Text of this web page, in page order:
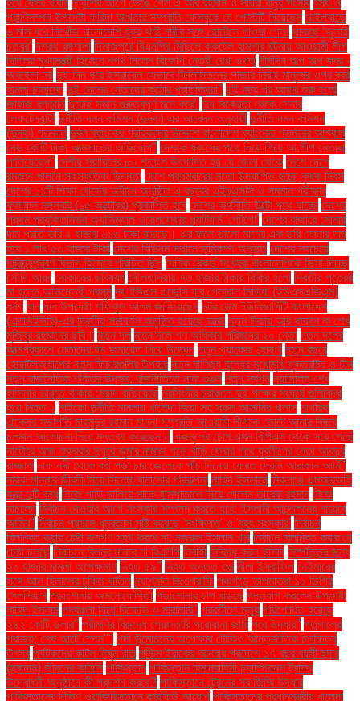
প্রাণিসম্পদ উপদেষ্টা ফরিদা আখতার সম্প্রতি ফেসবুকে যে পোস্টটি দিয়েছেন থাইল্যান্ডে
৬ মাস ধরে নিখোঁজ বাংলাদেশি যুবক থাই নারীর সঙ্গে হোটেলে পাওয়া গেল! থাকছে ‘জুলাই
চত্বর’ দশরথ রঙ্গশালা দিনাজপুরে বিএনপির মিছিলে ককটেল হামলার ঘটনায় আওয়ামী লীগ
দিল্লির মুখ্যমন্ত্রী হিসেবে শপথ নিলেন বিজেপি নেত্রী রেখা গুপ্ত দীর্ঘদিন অল্প অল্প জ্বর -
অবহেলা নয় দুই দিন ধরে ইসরায়েল যেভাবে ফিলিস্তিনের গাজার নিরীহ মানুষের ওপর বর্বর
হামলা চালাচ্ছে দুই দেশের নেতাদের কঠোর প্রতিক্রিয়া" দুই বছর পর আবার শুরু হলো
জাহাজ রপ্তানি দুটোই সমান গুরুত্বপূর্ণ মনে করে" দুধ বিক্রেতা থেকে সেনার
লেফটেন্যান্ট! দুর্নীতি দমন কমিশন (দুদক) এর আবেদন অনুযায়ী দুর্নীতি দমন কমিশন
(দুদক) গতকাল দুর্বল ব্যাংকের গ্রাহকদের উদ্দেশে বাংলাদেশ ব্যাংকের গভর্নরের আশ্বাস
দেড় কোটি টাকা আত্মসাতের অভিযোগ" দেশকে ধ্বংসের পথে নিয়ে গিয়ে আ.লীগ নেতারা
পালিয়েছেন" দেশীয় সয়াবিনের ৮০ শতাংশ উৎপাদিত হয় যে জেলা থেকে দেশে দেশে
রমজান পালনে সাংস্কৃতিক ভিন্নতা দেশে প্রথমবারের মতো উদযাপিত হচ্ছে কৃষক দিবস
দেশের ১১টি শিক্ষা বোর্ডের অধীনে অনুষ্ঠিত এ বছরের এইচএসসি ও সমমান পরীক্ষার
ফলাফল মঙ্গলবার (১৫ অক্টোবর) প্রকাশিত হবে দেশের অর্থনীতি উল্টো পথে যাচ্ছে দেশের
প্রথম প্রযুক্তিনির্ভর অ্যানিম্যাল ওয়েলফেয়ার প্ল্যাটফর্ম 'পেটগো' দেশের বাজারে সোনার
দাম প্রতি ভরি ২ হাজার ৬১৩ টাকা বাড়ছে। এর ফলে ভালো মানের এক ভরি সোনার দাম
হবে ১ লাখ ৫৩ হাজার টাকা দেশের বিভিন্ন স্থানে ভূমিকম্প অনুভূত দেশের সবচেয়ে
দারিদ্র্যপ্রবণ বিভাগ হিসেবে পরিচিত ছিল দৈনিক রেকর্ড সংখ্যক বাংলাদেশিকে ভিসা দিচ্ছে
সৌদি আরব দোকানের ভবিষ্যৎ দৌলতদিয়ায় ৭৩ হাজার টাকায় বিক্রি হলো দ্বিতীয় পুত্রের
মা হলেন অভিনেত্রী প্রসূন দ্য ইউএস এজেন্সি ফর গ্লোবাল মিডিয়া (ইউএসএজিএম)
ধর্ষণ ধান ধান উপদেষ্টা শফিকুল আলম জানিয়েছেন নটর ডেম ইউনিভার্সিটি বাংলাদেশ
(এনডিইউবি)-এর দ্বিতীয় সমাবর্তন অনুষ্ঠিত হয়েছে আজ নতুন টাকায় আর থাকবে না শেখ
মুজিবুর রহমানের ছবি। নতুন দল নতুন দলে গণ অধিকার পরিষদের ২০ নেতা নতুন দলের
আত্মপ্রকাশে নেতাদের বড় জমায়েত নিয়ে উদ্বেগ নতুন প্যাকেজ ঘোষণা নতুন বছরে
হোয়াটসঅ্যাপের নতুন ফিচারগুলির উপহার নতুন বাণিজ্য যুদ্ধের মুখোমুখি যুক্তরাষ্ট্র ও চীন
নতুন রাজনৈতিক শক্তির উদ্ভব: রাজনীতিতে নানা গুঞ্জন নতুন স্বপ্ন নয়াদিল্লি শেখ
হাসিনার ভারতে থাকার মেয়াদ বাড়িয়েছে নরসিংদীর চরাঞ্চলে দুই পক্ষের সংঘর্ষে গুলিবিদ্ধ
হয়ে নিহত ২ নাইকো দুর্নীতি মামলায় খালেদা জিয়া সহ সকল আসামির খালাস নাগরিক
ঐক্যের সভাপতি মাহমুদুর রহমান মান্না সম্প্রতি আওয়ামী লীগকে ভোটে আনার বিষয়ে
চলমান আলোচনা নিয়ে মন্তব্য করেছেন। নাজমুলের চোখ এখন বিপিএল থেকে সরে গেছে
নাটোরে আজ শুক্রবার দুপুরে জুমার নামাজ পড়ে বাড়ি ফেরার পথে যুবলীগের নেতা আবদুর
রাজ্জাক নাফ নদী থেকে ধরা পড়া চার জেলেকে পাঁচ দিনেও ফেরত দেয়নি আরাকান আর্মি"
নায়ক মান্নার জীবনী নিয়ে সিনেমা বানানোর পরিকল্পনা নাহিদ ইসলামে নিকগঞ্জে এমআরআই
যন্ত্র দুটি বন্ধ নিজে গাড়ি চালিয়ে মাকে হাসপাতালে নিয়ে গেলেন তারেক রহমান নিজে
নাচলেন নির্বাচন দেওয়ার আগে সংস্কার সম্পন্ন করতে হবে: ইসলামী আন্দোলনের নায়েবে
আমির" নির্বাচন প্রসঙ্গে ধূম্রজাল সৃষ্টি করেছে 'সংক্ষিপ্ত' ও 'বৃহৎ সংস্কার' নির্বাচন
বিলম্বিত করার চেষ্টা জনগণ সহ্য করবে না: নজরুল ইসলাম খান নির্বাচন বিলম্বিত করার যে
চেষ্টা চলছে নির্বাচনে বিলম্ব মানবে না বিএনপি নির্বাহী নিষিদ্ধ করল ইসিবি নিষ্পত্তির জন্য
২০ হাজার মামলা অপেক্ষমাণ নিহত ৫৯" নিহত অন্তত ৩৬ নীলা ইসরাফিল নেইমারের
সঙ্গে আল হিলালের চুক্তি বাতিল ন্যাশনাল জিওগ্রাফি পঞ্চগড়ে তাপমাত্রা ১০ ডিগ্রি
সেলসিয়াস পড়াশোনায় অমনোযোগিতা পড়াশোনার চাপ বাড়ছে পদত্যাগ করলেন উপদেষ্টা
নাহিদ ইসলাম পদবঞ্চনা নিয়ে বিক্ষোভ ও মারামারি" পরবর্তীতে মৃত্যু পরিশোধিত হয়েছে
২৪২ কোটি ডলার" পরীমণির বিরুদ্ধে গ্রেফতারি পরোয়ানা জারি পরে উদ্ধার" পর্তুগালের
পরাজয়; শেষ আটে স্পেন"" পর্দা উন্মোচনের অপেক্ষায় টোকিও আন্তর্জাতিক চলচ্চিত্র
উৎসব পর্যটকদের কাটল নির্ঘুম রাত পশ্চিম ইরাকের আনবার প্রদেশে ১৭ বছর বয়সী হুদার
(ছদ্মনাম) জীবনের কাহিনি পাকিস্তান পাকিস্তান বিমানবাহিনী চ্যাম্পিয়নস ট্রফির
উদ্বোধনী অনুষ্ঠানে কী প্রদর্শন করবে? পাকিস্তানে ট্রেনের সব জিম্মি উদ্ধার
পাকিস্তানের দক্ষিণ ওয়াজিরিস্তানে কারফিউ আরোপ পাকিস্তানের প্রধানমন্ত্রীর খালেদা